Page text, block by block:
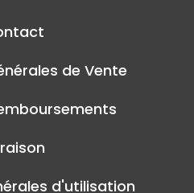
de Vente
d'utilisation